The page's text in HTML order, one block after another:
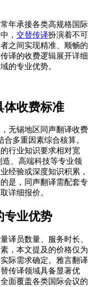
年承接各类高规格国际
， 交替传译扮演着不可
之间实现精准、顺畅的
译的收费逻辑展开详细
的专业优势。
收费标准
无锡地区同声翻译收费
多重因素综合核算。
行业知识要求相对宽
、高端科技等专业领
经验或深度知识积累，
是，同声翻译需配套专
详细报价。
业优势
员数量、服务时长、
，本文提及的价格仅为
际需求确定。雅言翻译
传译领域具备显著优
面覆盖各类国际会议的